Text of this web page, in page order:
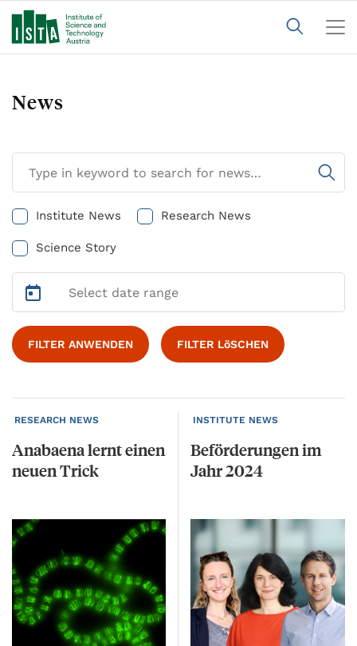
News
Institute News Research News
Science Story
FILTER ANWENDEN FILTER LöSCHEN
RESEARCH NEWS
Anabaenalernteinen
neuenTrick
INSTITUTE NEWS
Beförderungenim
Jahr2024